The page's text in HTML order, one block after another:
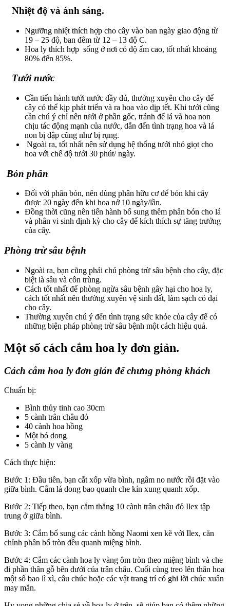
Nhiệt độ và ánh sáng.
Ngưỡng nhiệt thích hợp cho cây vào ban ngày giao động từ
19 – 25 độ, ban đêm từ 12 – 13 độ C.
Hoa ly thích hợp sống ở nơi có độ ẩm cao, tốt nhất khoảng
80% đến 85%.
Tưới nước
Cần tiến hành tưới nước đầy đủ, thường xuyên cho cây để
cây có thể kịp phát triển và ra hoa vào dịp tết. Khi tưới cũng
cần chú ý chỉ nên tưới ở phần gốc, tránh để lá và hoa non
chịu tác động mạnh của nước, dẫn đến tình trạng hoa và lá
non bị dập cũng như bị rụng.
Ngoài ra, tốt nhất nên sử dụng hệ thống tưới nhỏ giọt cho
hoa với chế độ tưới 30 phút/ ngày.
Bón phân
Đối với phân bón, nên dùng phân hữu cơ để bón khi cây
được 20 ngày đến khi hoa nở 10 ngày/lần.
Đồng thời cũng nên tiến hành bổ sung thêm phân bón cho lá
và phân vi sinh định kỳ cho cây để kích thích sự tăng trưởng
của cây.
Phòng trừ sâu bệnh
Ngoài ra, bạn cũng phải chú phòng trừ sâu bệnh cho cây, đặc
biệt là sâu và côn trùng.
Cách tốt nhất để phòng ngừa sâu bệnh gây hại cho hoa ly,
cách tốt nhất nên thường xuyên vệ sinh đất, làm sạch cỏ dại
cho cây.
Thường xuyên chú ý đến tình trạng sức khỏe của cây để có
những biện pháp phòng trừ sâu bệnh một cách hiệu quả.
Một số cách cắm hoa ly đơn giản.
Cách cắm hoa ly đơn giản để chưng phòng khách
Chuẩn bị:
Bình thủy tinh cao 30cm
5 cành trân châu đỏ
40 cành hoa hồng
Một bó dong
5 cành ly vàng
Cách thực hiện:
Bước 1: Đầu tiên, bạn cắt xốp vừa bình, ngâm no nước rồi đặt vào
giữa bình. Cắm lá dong bao quanh che kín xung quanh xốp.
Bước 2: Tiếp theo, bạn cắm thẳng 10 cành trân châu đỏ Ilex tập
trung ở giữa bình.
Bước 3: Cắm bổ sung các cành hồng Naomi xen kẽ với Ilex, căn
chỉnh phân bố tròn đều quanh miệng bình.
Bước 4: Cắm các cành hoa ly vàng ôm tròn theo miệng bình và che
đi phần thân gỗ bên dưới của trân châu. Cuối cùng treo lên thân hoa
một số bao lì xì, câu chúc hoặc các vật trang trí có ghi lời chúc xuân
may mắn.